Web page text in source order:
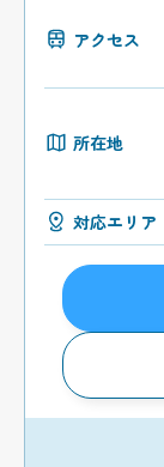
アクセス
所在地
対応エリア